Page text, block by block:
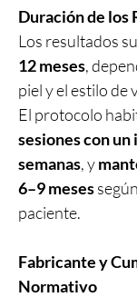
Duración de los
Los resultados
12 meses,
piel y el estilo de
El protocolo
sesiones con
semanas, y
6–9 meses
paciente.
Fabricante y
Normativo